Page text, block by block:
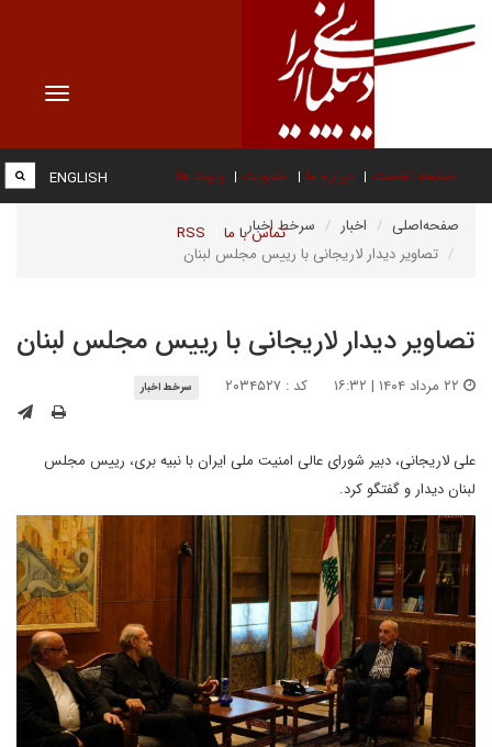
Toggle
صفحه نخست درباره ما عضویت پیوند ها
تماس با ما RSS
ENGLISH
صفحه‌اصلی اخبار
سرخط اخبار
تصاویر دیدار لاریجانی با رییس مجلس لبنان
تصاویر دیدار لاریجانی با رییس مجلس لبنان
کد : ۲۰۳۴۵۲۷ سرخط اخبار
علی لاریجانی، دبیر شورای عالی امنیت ملی ایران با نبیه بری، رییس مجلس
لبنان دیدار و گفتگو کرد.